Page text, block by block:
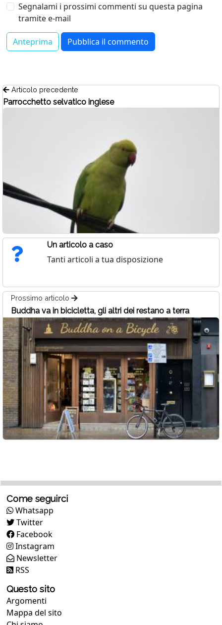
Segnalami i prossimi commenti su questa pagina
tramite e-mail
Articolo precedente
Parrocchetto selvatico inglese
Un articolo a caso
Tanti articoli a tua disposizione
Prossimo articolo
Buddha va in bicicletta, gli altri dei restano a terra
Come seguirci
Whatsapp
Twitter
Facebook
Instagram
Newsletter
RSS
Questo sito
Argomenti
Mappa del sito